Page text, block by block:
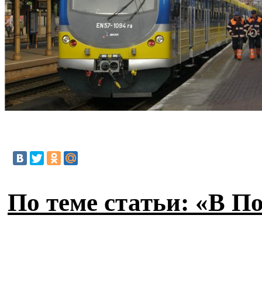
По теме статьи: «В